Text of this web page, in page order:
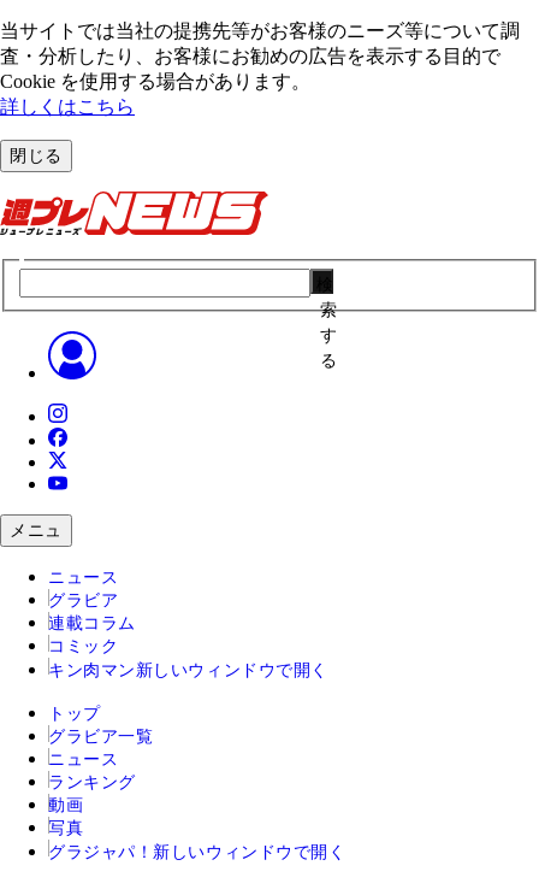
当サイトでは当社の提携先等がお客様のニーズ等について調
査・分析したり、お客様にお勧めの広告を表⽰する⽬的で
Cookie を使⽤する場合があります。
詳しくはこちら
閉じる
索
す
る
メニュ
ニュース
グラビア
連載コラム
コミック
キン肉マン 新しいウィンドウで開く
トップ
グラビア一覧
ニュース
ランキング
動画
写真
グラジャパ！ 新しいウィンドウで開く